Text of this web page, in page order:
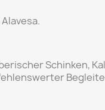
Schinken,